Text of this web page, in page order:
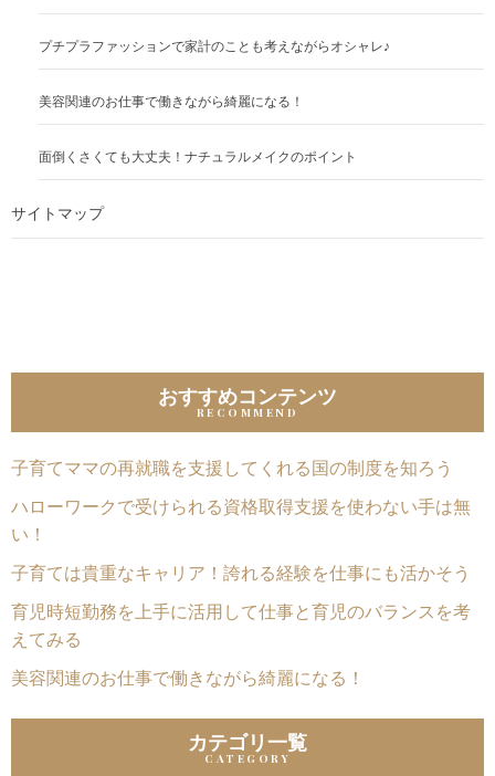
プチプラファッションで家計のことも考えながらオシャレ♪
美容関連のお仕事で働きながら綺麗になる！
面倒くさくても大丈夫！ナチュラルメイクのポイント
サイトマップ
おすすめコンテンツ
子育てママの再就職を支援してくれる国の制度を知ろう
ハローワークで受けられる資格取得支援を使わない手は無
い！
子育ては貴重なキャリア！誇れる経験を仕事にも活かそう
育児時短勤務を上手に活用して仕事と育児のバランスを考
えてみる
美容関連のお仕事で働きながら綺麗になる！
カテゴリ一覧